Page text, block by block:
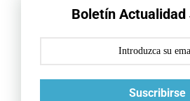
Boletín Actualidad
Suscribirse